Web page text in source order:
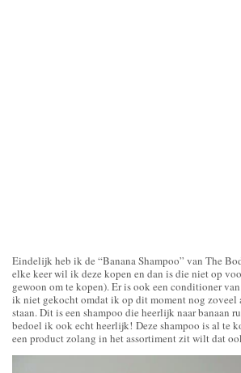
Eindelijk heb ik de “Banana Shampoo” van The
elke keer wil ik deze kopen en dan is die niet op
gewoon om te kopen). Er is ook een conditioner
ik niet gekocht omdat ik op dit moment nog zoveel
staan. Dit is een shampoo die heerlijk naar banaan
bedoel ik ook echt heerlijk! Deze shampoo is al te
een product zolang in het assortiment zit wilt dat